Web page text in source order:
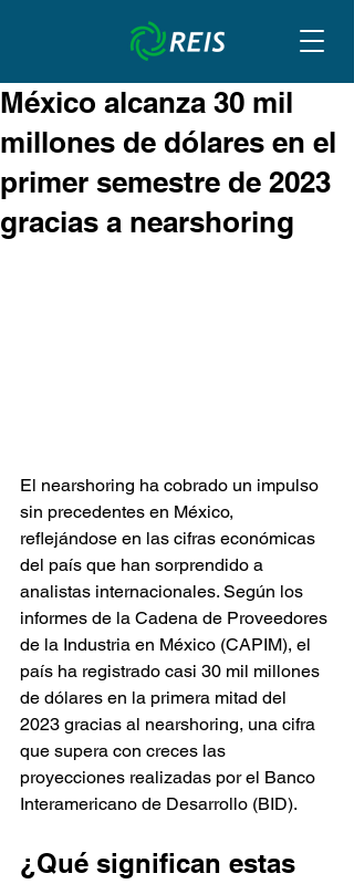
México alcanza 30 mil
millones de dólares en el
primer semestre de 2023
gracias a nearshoring
El nearshoring ha cobrado un impulso
sin precedentes en México,
reflejándose en las cifras económicas
del país que han sorprendido a
analistas internacionales. Según los
informes de la Cadena de Proveedores
de la Industria en México (CAPIM), el
país ha registrado casi 30 mil millones
de dólares en la primera mitad del
2023 gracias al nearshoring, una cifra
que supera con creces las
proyecciones realizadas por el Banco
Interamericano de Desarrollo (BID).
¿Qué significan estas